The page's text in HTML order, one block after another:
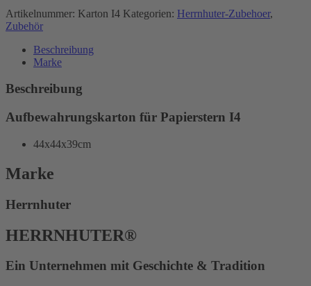
Artikelnummer: Karton I4 Kategorien: Herrnhuter-Zubehoer,
Zubehör
Beschreibung
Marke
Beschreibung
Aufbewahrungskarton für Papierstern I4
44x44x39cm
Marke
Herrnhuter
HERRNHUTER®
Ein Unternehmen mit Geschichte & Tradition